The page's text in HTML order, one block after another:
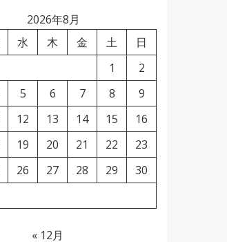
2026年8月
水 木 金 土
日
1
2
5 6 7 8
9
12 13 14 15
16
19 20 21 22
23
26 27 28 29
30
« 12月